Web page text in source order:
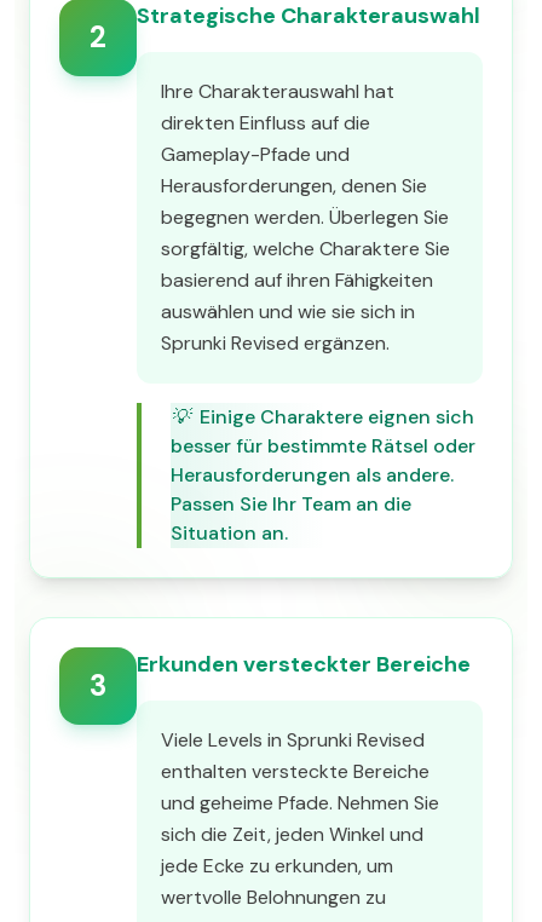
2
Strategische Charakterauswahl
Ihre Charakterauswahl hat
direkten Einfluss auf die
Gameplay-Pfade und
Herausforderungen, denen Sie
begegnen werden. Überlegen Sie
sorgfältig, welche Charaktere Sie
basierend auf ihren Fähigkeiten
auswählen und wie sie sich in
Sprunki Revised ergänzen.
💡 Einige Charaktere eignen sich
besser für bestimmte Rätsel oder
Herausforderungen als andere.
Passen Sie Ihr Team an die
Situation an.
3
Erkunden versteckter Bereiche
Viele Levels in Sprunki Revised
enthalten versteckte Bereiche
und geheime Pfade. Nehmen Sie
sich die Zeit, jeden Winkel und
jede Ecke zu erkunden, um
wertvolle Belohnungen zu